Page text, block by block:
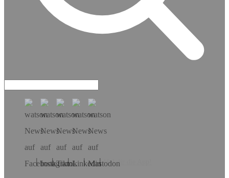
Hol dir die App!